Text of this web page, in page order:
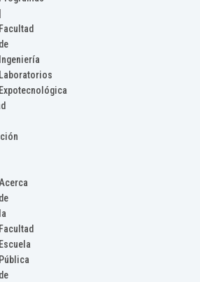
Facultad
de
Ingeniería
Laboratorios
Expotecnológica
de
la
Facultad
Escuela
Pública
de